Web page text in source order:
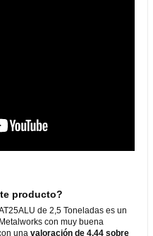
producto?
de 2,5 Toneladas es un
con muy buena
unavaloración de 4,44 sobre